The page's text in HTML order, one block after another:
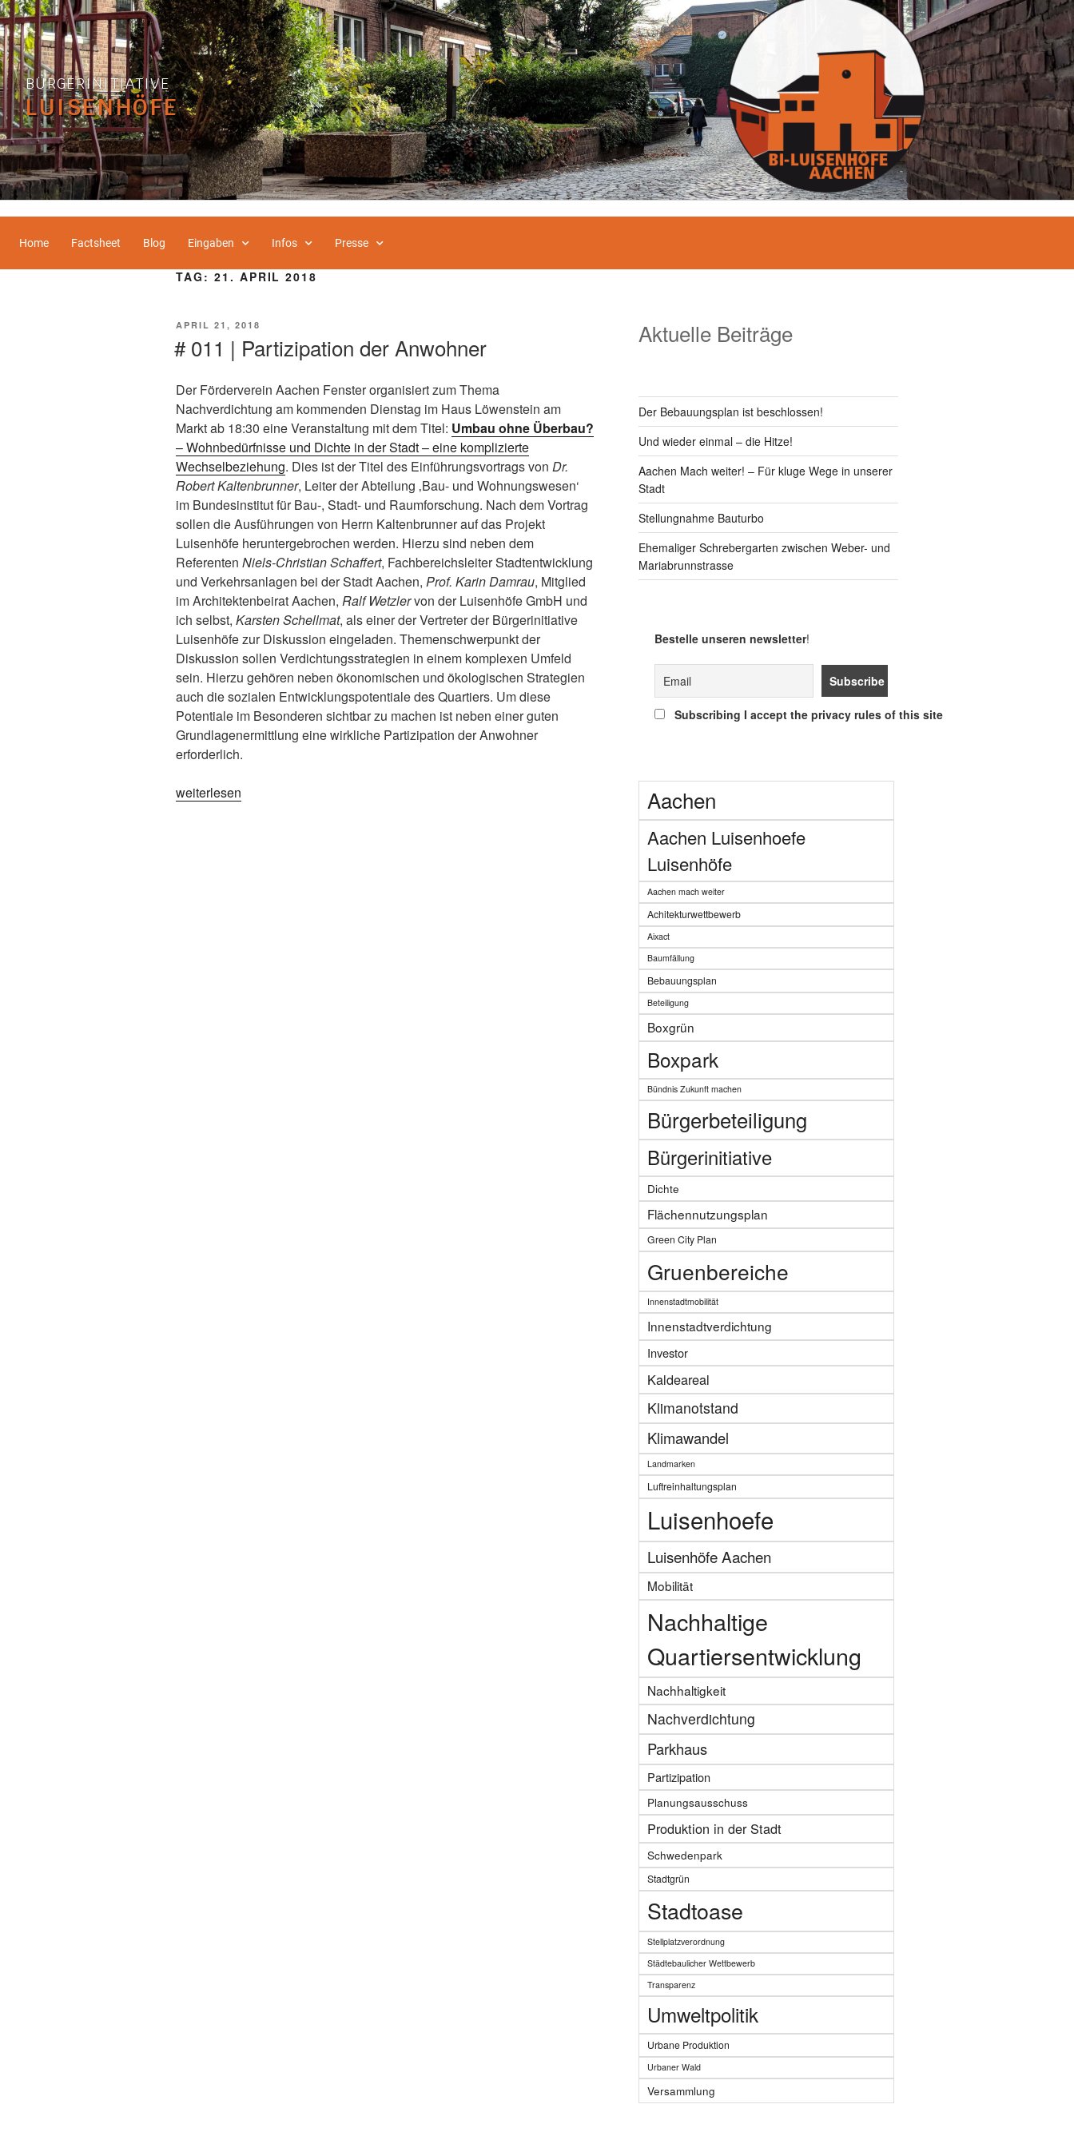
BÜRGERINITIATIVE
LUISENHÖFE
Home Factsheet Blog Eingaben Infos Presse
TAG: 21. APRIL 2018
APRIL 21, 2018
# 011 | Partizipation der Anwohner
Der Förderverein Aachen Fenster organisiert zum Thema
Nachverdichtung am kommenden Dienstag im Haus Löwenstein am
Markt ab 18:30 eine Veranstaltung mit dem Titel: Umbau ohne Überbau?
– Wohnbedürfnisse und Dichte in der Stadt – eine komplizierte
Wechselbeziehung. Dies ist der Titel des Einführungsvortrags von Dr.
Robert Kaltenbrunner, Leiter der Abteilung ‚Bau- und Wohnungswesen‘
im Bundesinstitut für Bau-, Stadt- und Raumforschung. Nach dem Vortrag
sollen die Ausführungen von Herrn Kaltenbrunner auf das Projekt
Luisenhöfe heruntergebrochen werden. Hierzu sind neben dem
Referenten Niels-Christian Schaffert, Fachbereichsleiter Stadtentwicklung
und Verkehrsanlagen bei der Stadt Aachen, Prof. Karin Damrau, Mitglied
im Architektenbeirat Aachen, Ralf Wetzlervon der Luisenhöfe GmbH und
ich selbst, Karsten Schellmat, als einer der Vertreter der Bürgerinitiative
Luisenhöfe zur Diskussion eingeladen. Themenschwerpunkt der
Diskussion sollen Verdichtungsstrategien in einem komplexen Umfeld
sein. Hierzu gehören neben ökonomischen und ökologischen Strategien
auch die sozialen Entwicklungspotentiale des Quartiers. Um diese
Potentiale im Besonderen sichtbar zu machen ist neben einer guten
Grundlagenermittlung eine wirkliche Partizipation der Anwohner
erforderlich.
weiterlesen
Aktuelle Beiträge
Der Bebauungsplan ist beschlossen!
Und wieder einmal – die Hitze!
Aachen Mach weiter! – Für kluge Wege in unserer
Stadt
Stellungnahme Bauturbo
Ehemaliger Schrebergarten zwischen Weber- und
Mariabrunnstrasse
Bestelle unseren newsletter!
Subscribing I accept the privacy rules of this site
Aachen
Aachen Luisenhoefe
Luisenhöfe
Aachen mach weiter
Achitekturwettbewerb
Aixact
Baumfällung
Bebauungsplan
Beteiligung
Boxgrün
Boxpark
Bündnis Zukunft machen
Bürgerbeteiligung
Bürgerinitiative
Dichte
Flächennutzungsplan
Green City Plan
Gruenbereiche
Innenstadtmobilität
Innenstadtverdichtung
Investor
Kaldeareal
Klimanotstand
Klimawandel
Landmarken
Luftreinhaltungsplan
Luisenhoefe
Luisenhöfe Aachen
Mobilität
Nachhaltige
Quartiersentwicklung
Nachhaltigkeit
Nachverdichtung
Parkhaus
Partizipation
Planungsausschuss
Produktion in der Stadt
Schwedenpark
Stadtgrün
Stadtoase
Stellplatzverordnung
Städtebaulicher Wettbewerb
Transparenz
Umweltpolitik
Urbane Produktion
Urbaner Wald
Versammlung